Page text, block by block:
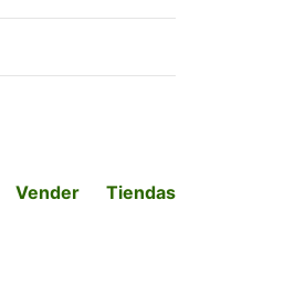
Vender Tiendas